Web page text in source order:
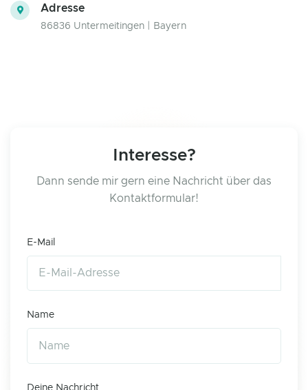
Adresse
86836 Untermeitingen | Bayern
Interesse?
Dann sende mir gern eine Nachricht über das
Kontaktformular!
E-Mail
Name
Deine Nachricht